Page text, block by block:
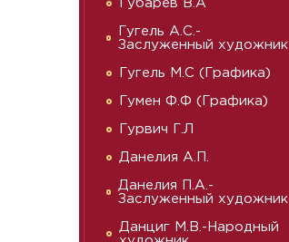
Губарев В.А
Гугель А.С.-
Заслуженный художник
Гугель М.С (Графика)
Гумен Ф.Ф (Графика)
Гурвич Г.Л
Данелия А.П.
Данелия П.А.-
Заслуженный художник
Данциг М.В.-Народный